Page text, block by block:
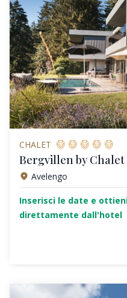
CHALET
Bergvillen by
Avelengo
Inserisci le date e
direttamente dall'hotel